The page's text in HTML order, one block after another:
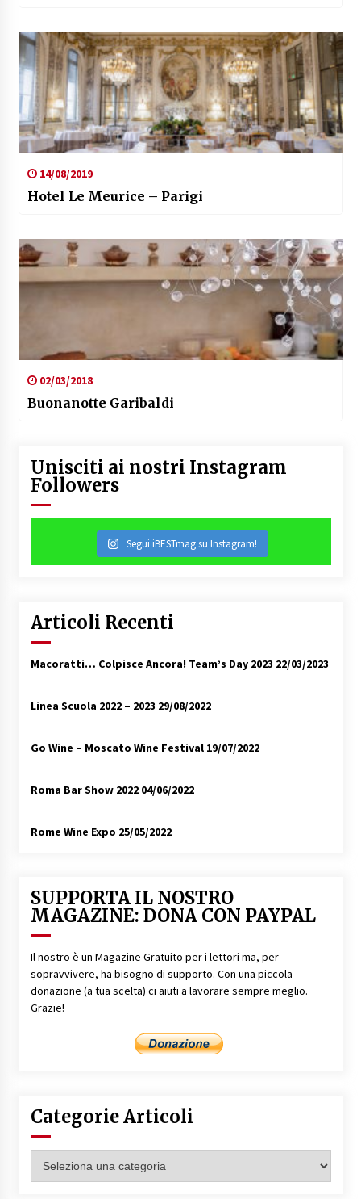
14/08/2019
Hotel Le Meurice – Parigi
02/03/2018
Buonanotte Garibaldi
Unisciti ai nostri Instagram
Followers
Segui iBESTmag su Instagram!
Articoli Recenti
Macoratti… Colpisce Ancora! Team’s Day 2023 22/03/2023
Linea Scuola 2022 – 2023 29/08/2022
Go Wine – Moscato Wine Festival 19/07/2022
Roma Bar Show 2022 04/06/2022
Rome Wine Expo 25/05/2022
SUPPORTA IL NOSTRO
MAGAZINE: DONA CON PAYPAL
Il nostro è un Magazine Gratuito per i lettori ma, per
sopravvivere, ha bisogno di supporto. Con una piccola
donazione (a tua scelta) ci aiuti a lavorare sempre meglio.
Grazie!
Categorie Articoli
Articoli